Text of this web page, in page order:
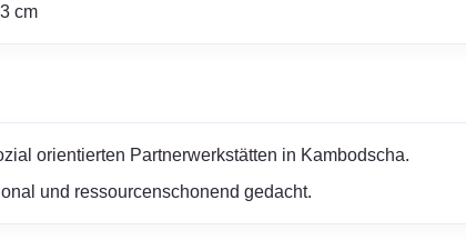
cm
orientierten Partnerwerkstätten in Kambodscha.
und ressourcenschonend gedacht.